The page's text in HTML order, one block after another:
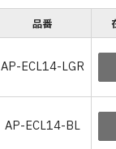
品番
AP-ECL14-LGR
AP-ECL14-BL